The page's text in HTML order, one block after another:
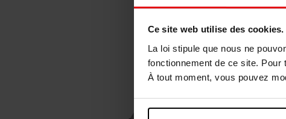
Ce site web utilise des cookies.
La loi stipule que nous ne
fonctionnement de ce site.
À tout moment, vous pouvez